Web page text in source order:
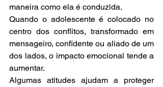
maneira como ela é conduzida.
Quando o adolescente é colocado no
centro dos conflitos, transformado em
mensageiro, confidente ou aliado de um
dos lados, o impacto emocional tende a
aumentar.
Algumas atitudes ajudam a proteger